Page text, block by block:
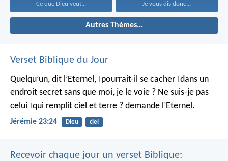
Ce que Dieu veut... Je vous dis donc...
Autres Thèmes...
Verset Biblique du Jour
Quelqu’un, dit l’Eternel, pourrait-il se cacher dans un
endroit secret sans que moi, je le voie ? Ne suis-je pas
celui qui remplit ciel et terre ? demande l’Eternel.
Jérémie 23:24 Dieu ciel
Recevoir chaque jour un verset Biblique: